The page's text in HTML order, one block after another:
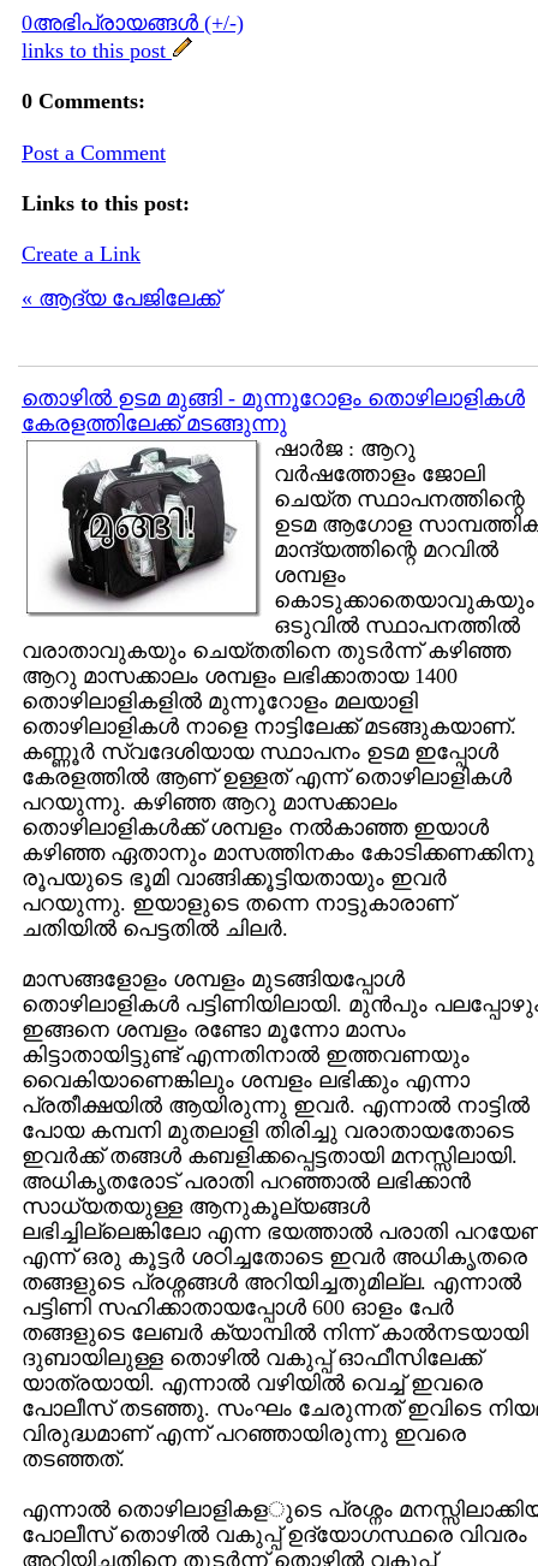
0അഭിപ്രായങ്ങള്‍ (+/-)
links to this post
0 Comments:
Post a Comment
Links to this post:
Create a Link
« ആദ്യ പേജിലേക്ക്
തൊഴില്‍ ഉടമ മുങ്ങി - മുന്നൂറോളം തൊഴിലാളികള്‍
കേരളത്തിലേക്ക്‌ മടങ്ങുന്നു
ഷാര്‍ജ : ആറു
വര്‍ഷത്തോളം ജോലി
ചെയ്ത സ്ഥാപനത്തിന്റെ
ഉടമ ആഗോള
മാന്ദ്യത്തിന്റെ മറവില്‍
ശമ്പളം
കൊടുക്കാതെയാവുകയും
ഒടുവില്‍ സ്ഥാപനത്തില്‍
വരാതാവുകയും ചെയ്തതിനെ തുടര്‍ന്ന് കഴിഞ്ഞ
ആറു മാസക്കാലം ശമ്പളം ലഭിക്കാതായ 1400
തൊഴിലാളികളില്‍ മുന്നൂറോളം മലയാളി
തൊഴിലാളികള്‍ നാളെ നാട്ടിലേക്ക് മടങ്ങുകയാണ്.
കണ്ണൂര്‍ സ്വദേശിയായ സ്ഥാപനം ഉടമ ഇപ്പോള്‍
കേരളത്തില്‍ ആണ് ഉള്ളത് എന്ന് തൊഴിലാളികള്‍
പറയുന്നു. കഴിഞ്ഞ ആറു മാസക്കാലം
തൊഴിലാളികള്‍ക്ക് ശമ്പളം നല്‍കാഞ്ഞ ഇയാള്‍
കഴിഞ്ഞ ഏതാനും മാസത്തിനകം കോടിക്കണക്കിനു
രൂപയുടെ ഭൂമി വാങ്ങിക്കൂട്ടിയതായും ഇവര്‍
പറയുന്നു. ഇയാളുടെ തന്നെ നാട്ടുകാരാണ്
ചതിയില്‍ പെട്ടതില്‍ ചിലര്‍.
മാസങ്ങളോളം ശമ്പളം മുടങ്ങിയപ്പോള്‍
തൊഴിലാളികള്‍ പട്ടിണിയിലായി. മുന്‍പും
ഇങ്ങനെ ശമ്പളം രണ്ടോ മൂന്നോ മാസം
കിട്ടാതായിട്ടുണ്ട് എന്നതിനാല്‍ ഇത്തവണയും
വൈകിയാണെങ്കിലും ശമ്പളം ലഭിക്കും എന്നാ
പ്രതീക്ഷയില്‍ ആയിരുന്നു ഇവര്‍. എന്നാല്‍ നാട്ടില്‍
പോയ കമ്പനി മുതലാളി തിരിച്ചു വരാതായതോടെ
ഇവര്‍ക്ക്‌ തങ്ങള്‍ കബളിക്കപ്പെട്ടതായി മനസ്സിലായി.
അധികൃതരോട് പരാതി പറഞ്ഞാല്‍ ലഭിക്കാന്‍
സാധ്യതയുള്ള ആനുകൂല്യങ്ങള്‍
ലഭിച്ചില്ലെങ്കിലോ എന്ന ഭയത്താല്‍ പരാതി
എന്ന് ഒരു കൂട്ടര്‍ ശഠിച്ചതോടെ ഇവര്‍ അധികൃതരെ
തങ്ങളുടെ പ്രശ്നങ്ങള്‍ അറിയിച്ചതുമില്ല. എന്നാല്‍
പട്ടിണി സഹിക്കാതായപ്പോള്‍ 600 ഓളം പേര്‍
തങ്ങളുടെ ലേബര്‍ ക്യാമ്പില്‍ നിന്ന് കാല്‍നടയായി
ദുബായിലുള്ള തൊഴില്‍ വകുപ്പ്‌ ഓഫീസിലേക്ക്
യാത്രയായി. എന്നാല്‍ വഴിയില്‍ വെച്ച് ഇവരെ
പോലീസ്‌ തടഞ്ഞു. സംഘം ചേരുന്നത് ഇവിടെ
വിരുദ്ധമാണ് എന്ന് പറഞ്ഞായിരുന്നു ഇവരെ
തടഞ്ഞത്.
എന്നാല്‍ തൊഴിലാളികളുടെ പ്രശ്നം
പോലീസ്‌ തൊഴില്‍ വകുപ്പ്‌ ഉദ്യോഗസ്ഥരെ വിവരം
അറിയിച്ചതിനെ തുടര്‍ന്ന് തൊഴില്‍ വകുപ്പ്‌